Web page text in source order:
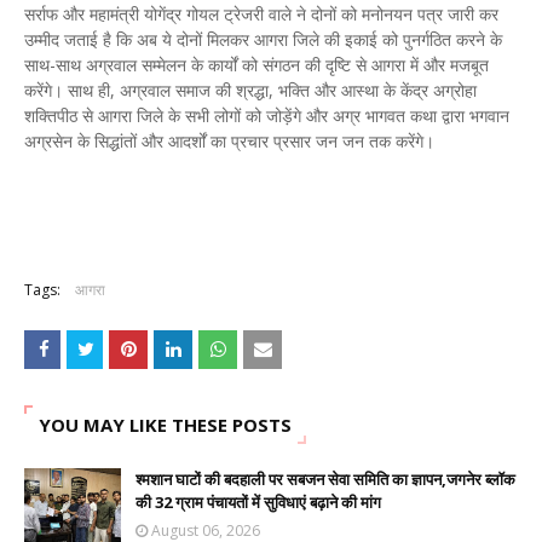
सर्राफ और महामंत्री योगेंद्र गोयल ट्रेजरी वाले ने दोनों को मनोनयन पत्र जारी कर
उम्मीद जताई है कि अब ये दोनों मिलकर आगरा जिले की इकाई को पुनर्गठित करने के
साथ-साथ अग्रवाल सम्मेलन के कार्यों को संगठन की दृष्टि से आगरा में और मजबूत
करेंगे। साथ ही, अग्रवाल समाज की श्रद्धा, भक्ति और आस्था के केंद्र अग्रोहा
शक्तिपीठ से आगरा जिले के सभी लोगों को जोड़ेंगे और अग्र भागवत कथा द्वारा भगवान
अग्रसेन के सिद्धांतों और आदर्शों का प्रचार प्रसार जन जन तक करेंगे।
Tags: आगरा
YOU MAY LIKE THESE POSTS
श्मशान घाटों की बदहाली पर सबजन सेवा समिति का ज्ञापन,जगनेर ब्लॉक
की 32 ग्राम पंचायतों में सुविधाएं बढ़ाने की मांग
August 06, 2026